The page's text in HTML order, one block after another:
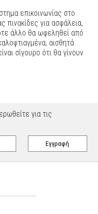
επικοινωνίας στο
πινακίδες για ασφάλεια,
άλλο θα ωφεληθεί από
αισθητά
σίγουρο ότι θα γίνουν
για τις